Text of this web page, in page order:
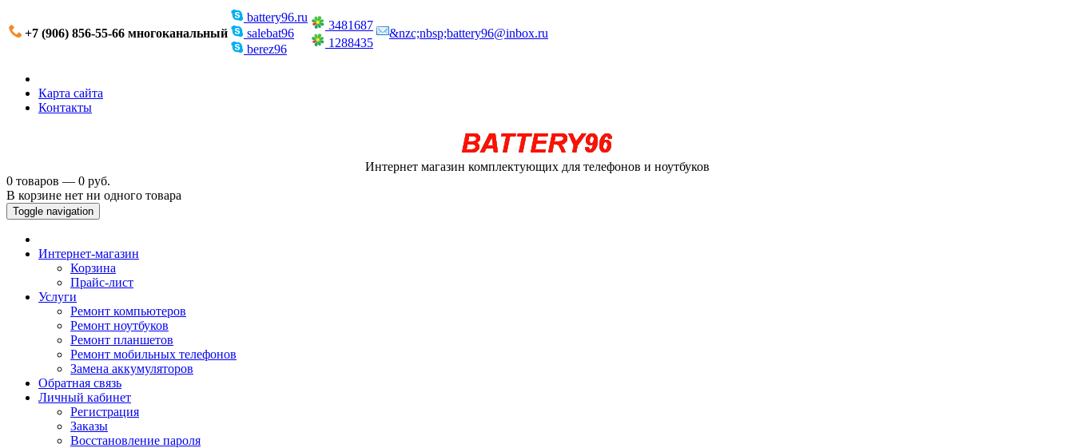
+7 (906) 856-55-66 многоканальный
battery96.ru
salebat96
berez96
3481687
1288435
&nzc;nbsp;battery96@inbox.ru
Карта сайта
Контакты
Интернет магазин комплектующих для телефонов и ноутбуков
0 товаров — 0 руб.
В корзине нет ни одного товара
Toggle navigation
Интернет-магазин
Корзина
Прайс-лист
Услуги
Ремонт компьютеров
Ремонт ноутбуков
Ремонт планшетов
Ремонт мобильных телефонов
Замена аккумуляторов
Обратная связь
Личный кабинет
Регистрация
Заказы
Восстановление пароля